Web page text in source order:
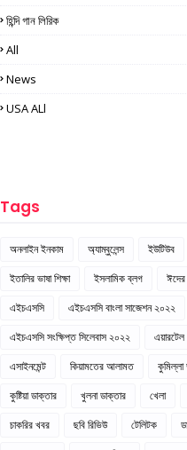
হিন্দি গান লিরিক
All
News
USA ALl
Tags
অনলাইন ইনকাম অ্যাম্বুলেন্স
ইউটিউব
ইতালির ভাষা শিক্ষা
ইসলামিক ব্লগ
এইচএসসি
এইচএসসি বাংলা সাজেশন ২০২২
এইচএসসি সংক্ষিপ্ত সিলেবাস ২০২২
এয়ারটেল
এসাইনমেন্ট
কিয়ামতের আলামত
কুমিল্লা
কুষ্টিয়া ডাক্তার
খুলনা ডাক্তার খেলা
চাকরির খবর
ছবি রিভিউ টেলিটক